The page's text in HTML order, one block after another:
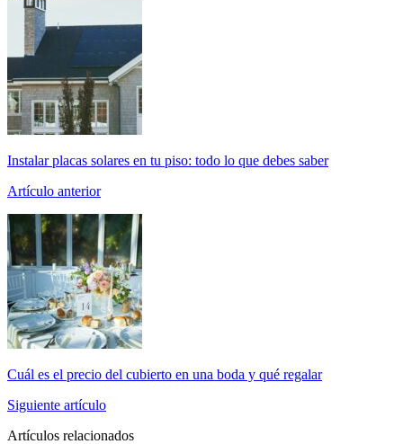
Instalar placas solares en tu piso: todo lo que debes saber
Artículo anterior
Cuál es el precio del cubierto en una boda y qué regalar
Siguiente artículo
Artículos relacionados